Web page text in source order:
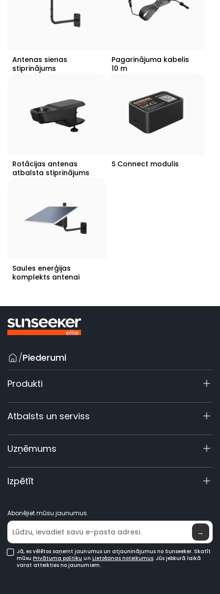
Antenas sienas
stiprinājums
Pagarinājuma kabelis
10 m
Rotācijas antenas
atbalsta stiprinājums
S Connect modulis
Saules enerģijas
komplekts antenai
/Piederumi
Produkti
X9 sērija
X4
X3 Gen 2
60 V komerciālie
Piederumi
Atbalsts un serviss
Atbalsta centrs
Garantijas reģistrācija
Produktu vaicājumi
Rokasgrāmatas un video
Uzņēmums
Par mums
Elite laboratorija
Kur iegādāties
Izpētīt
Abonējiet mūsu jaunumus.
→
Jā, es vēlētos saņemt jaunumus un atjauninājumus no Sunseeker. Skatīt
mūsu Privātuma politiku un Lietošanas noteikumus. Jūs jebkurā laikā
varat atteikties no jaunumiem.